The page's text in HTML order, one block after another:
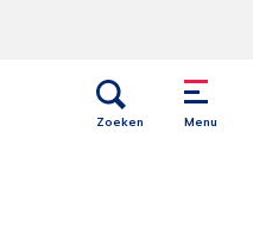
Open
Zoeken
Menu
links
Menu